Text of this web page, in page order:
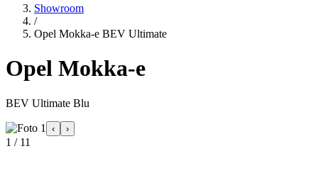
Showroom
/
Opel Mokka-e BEV Ultimate
Opel Mokka-e
BEV Ultimate Blu
‹ ›
1 / 11